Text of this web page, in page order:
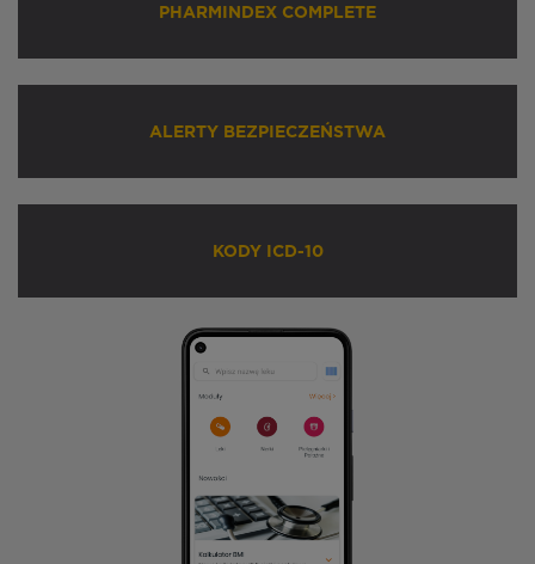
PHARMINDEX COMPLETE
ALERTY BEZPIECZEŃSTWA
KODY ICD-10